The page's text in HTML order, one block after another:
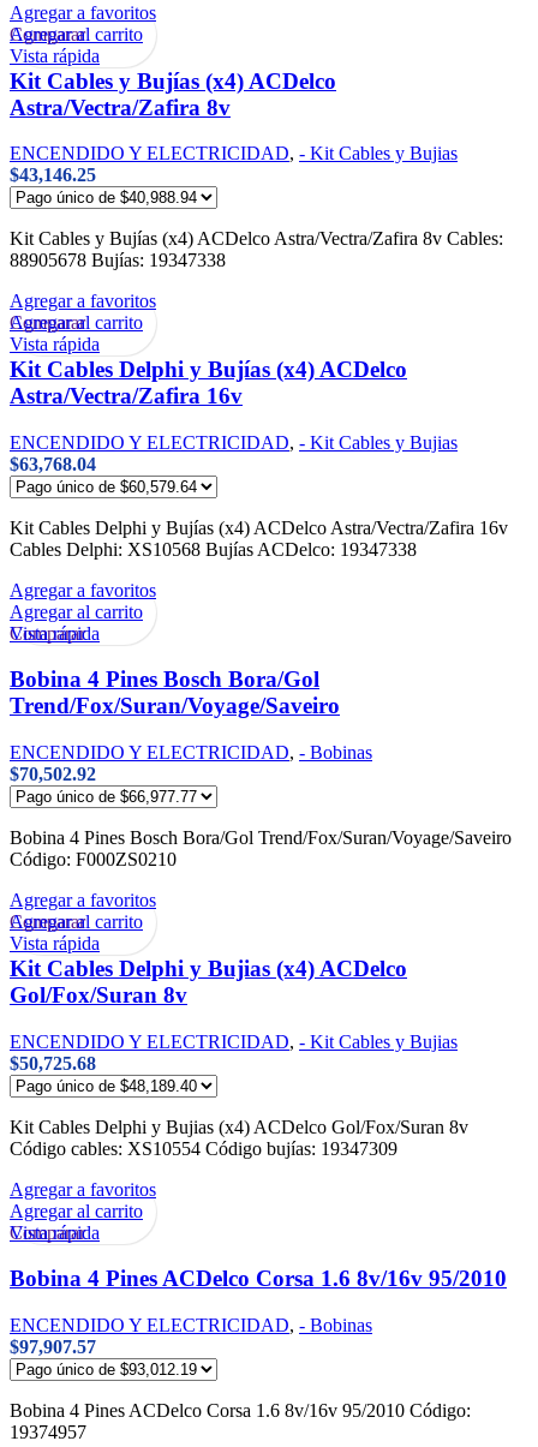
Agregar a favoritos
Agregar al carrito
Vista rápida
Comparar
Kit Cables y Bujías (x4) ACDelco
Astra/Vectra/Zafira 8v
ENCENDIDO Y ELECTRICIDAD, - Kit Cables y Bujias
$43,146.25
Kit Cables y Bujías (x4) ACDelco Astra/Vectra/Zafira 8v Cables:
88905678 Bujías: 19347338
Agregar a favoritos
Agregar al carrito
Vista rápida
Comparar
Kit Cables Delphi y Bujías (x4) ACDelco
Astra/Vectra/Zafira 16v
ENCENDIDO Y ELECTRICIDAD, - Kit Cables y Bujias
$63,768.04
Kit Cables Delphi y Bujías (x4) ACDelco Astra/Vectra/Zafira 16v
Cables Delphi: XS10568 Bujías ACDelco: 19347338
Agregar a favoritos
Agregar al carrito
Vista rápida
Comparar
Bobina 4 Pines Bosch Bora/Gol
Trend/Fox/Suran/Voyage/Saveiro
ENCENDIDO Y ELECTRICIDAD, - Bobinas
$70,502.92
Bobina 4 Pines Bosch Bora/Gol Trend/Fox/Suran/Voyage/Saveiro
Código: F000ZS0210
Agregar a favoritos
Agregar al carrito
Vista rápida
Comparar
Kit Cables Delphi y Bujias (x4) ACDelco
Gol/Fox/Suran 8v
ENCENDIDO Y ELECTRICIDAD, - Kit Cables y Bujias
$50,725.68
Kit Cables Delphi y Bujias (x4) ACDelco Gol/Fox/Suran 8v
Código cables: XS10554 Código bujías: 19347309
Agregar a favoritos
Agregar al carrito
Vista rápida
Comparar
Bobina 4 Pines ACDelco Corsa 1.6 8v/16v 95/2010
ENCENDIDO Y ELECTRICIDAD, - Bobinas
$97,907.57
Bobina 4 Pines ACDelco Corsa 1.6 8v/16v 95/2010 Código:
19374957